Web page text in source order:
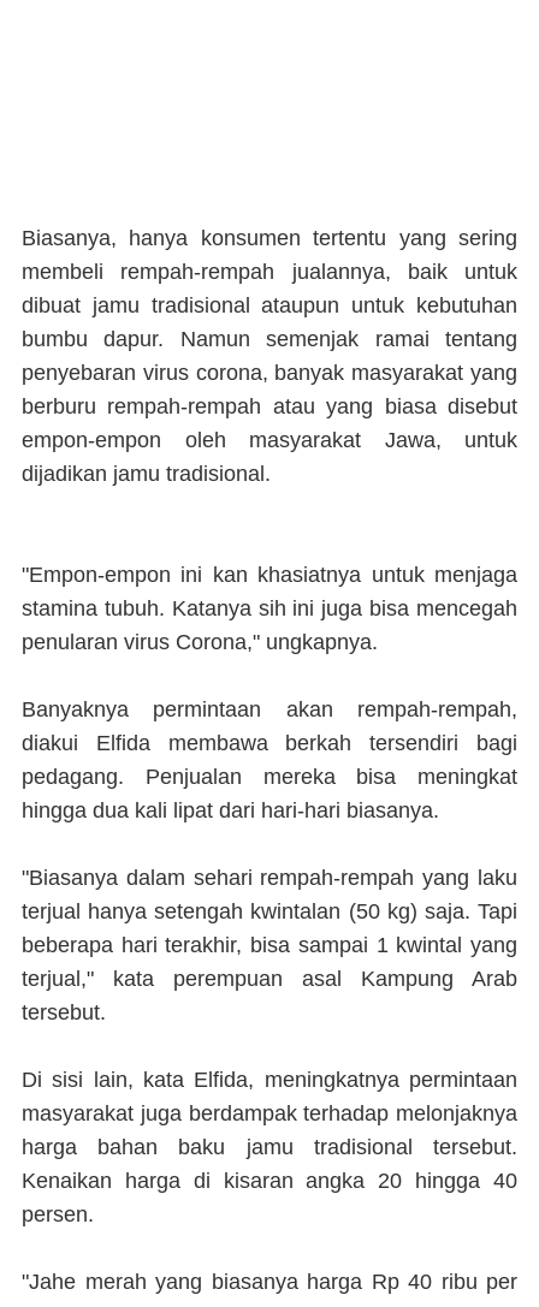
Biasanya, hanya konsumen tertentu yang sering
membeli rempah-rempah jualannya, baik untuk
dibuat jamu tradisional ataupun untuk kebutuhan
bumbu dapur. Namun semenjak ramai tentang
penyebaran virus corona, banyak masyarakat yang
berburu rempah-rempah atau yang biasa disebut
empon-empon oleh masyarakat Jawa, untuk
dijadikan jamu tradisional.
"Empon-empon ini kan khasiatnya untuk menjaga
stamina tubuh. Katanya sih ini juga bisa mencegah
penularan virus Corona," ungkapnya.
Banyaknya permintaan akan rempah-rempah,
diakui Elfida membawa berkah tersendiri bagi
pedagang. Penjualan mereka bisa meningkat
hingga dua kali lipat dari hari-hari biasanya.
"Biasanya dalam sehari rempah-rempah yang laku
terjual hanya setengah kwintalan (50 kg) saja. Tapi
beberapa hari terakhir, bisa sampai 1 kwintal yang
terjual," kata perempuan asal Kampung Arab
tersebut.
Di sisi lain, kata Elfida, meningkatnya permintaan
masyarakat juga berdampak terhadap melonjaknya
harga bahan baku jamu tradisional tersebut.
Kenaikan harga di kisaran angka 20 hingga 40
persen.
"Jahe merah yang biasanya harga Rp 40 ribu per